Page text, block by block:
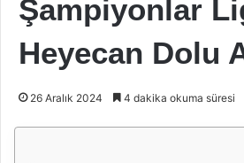
Şampiyonlar
Heyecan Dolu
26 Aralık 2024 4 dakika okuma süresi